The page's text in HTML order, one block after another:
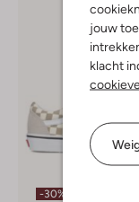
jouw
klacht
-30%